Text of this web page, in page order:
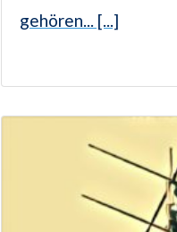
gehören... [...]